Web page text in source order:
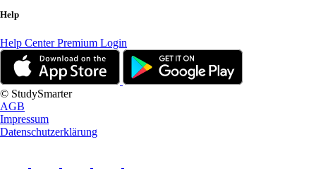
Help
Help CenterPremium Login
© StudySmarter
AGB
Impressum
Datenschutzerklärung